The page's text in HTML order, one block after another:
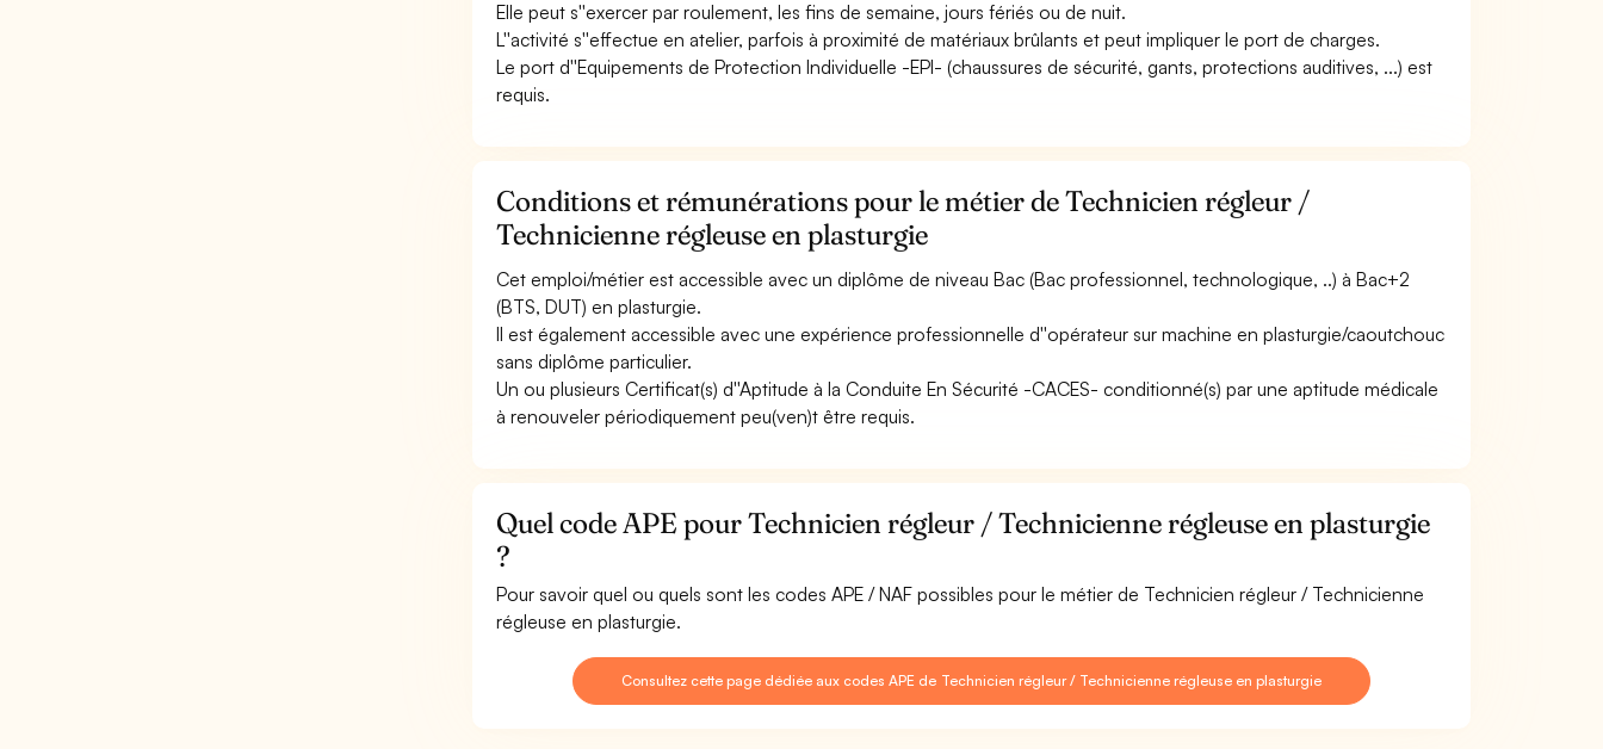
Elle peut s''exercer par roulement, les fins de semaine, jours fériés ou de nuit.
L''activité s''effectue en atelier, parfois à proximité de matériaux brûlants et peut impliquer le port de charges.
Le port d''Equipements de Protection Individuelle -EPI- (chaussures de sécurité, gants, protections auditives, ...) est
requis.
Conditions et rémunérations pour le métier de Technicien régleur /
Technicienne régleuse en plasturgie
Cet emploi/métier est accessible avec un diplôme de niveau Bac (Bac professionnel, technologique, ..) à Bac+2
(BTS, DUT) en plasturgie.
Il est également accessible avec une expérience professionnelle d''opérateur sur machine en plasturgie/caoutchouc
sans diplôme particulier.
Un ou plusieurs Certificat(s) d''Aptitude à la Conduite En Sécurité -CACES- conditionné(s) par une aptitude médicale
à renouveler périodiquement peu(ven)t être requis.
Quel code APE pour Technicien régleur / Technicienne régleuse en plasturgie
?
Pour savoir quel ou quels sont les codes APE / NAF possibles pour le métier de Technicien régleur / Technicienne
régleuse en plasturgie.
Consultez cette page dédiée aux codes APE de Technicien régleur / Technicienne régleuse en plasturgie